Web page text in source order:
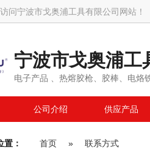
问宁波市戈奥浦工具有限公司网站！
宁波市戈奥浦工
电子产品 、热熔胶枪、胶棒、电烙
公司介绍 供应产品
置： 首页 » 联系方式